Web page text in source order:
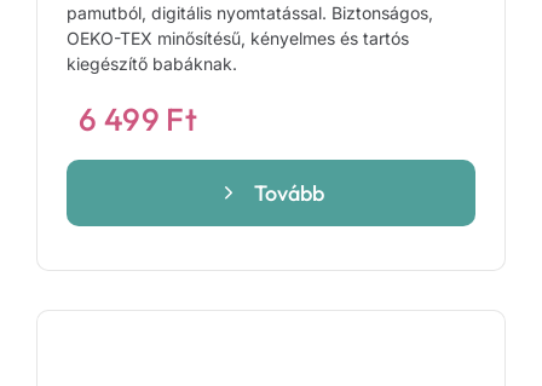
pamutból, digitális nyomtatással. Biztonságos,
OEKO-TEX minősítésű, kényelmes és tartós
kiegészítő babáknak.
6 499 Ft
Tovább